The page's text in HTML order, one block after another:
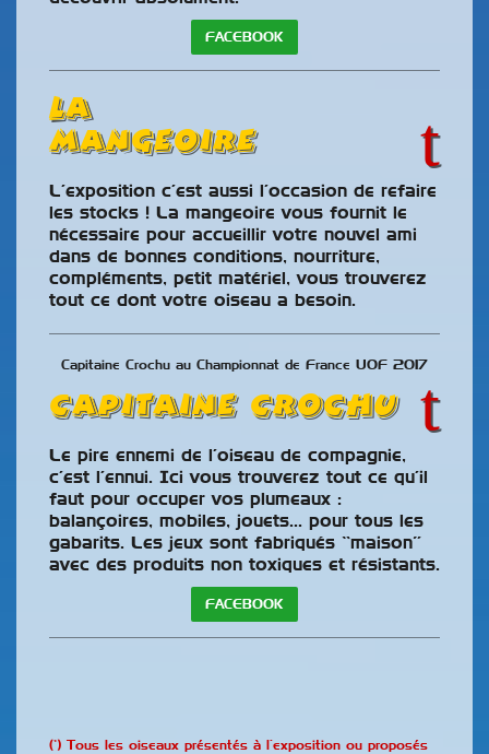
FACEBOOK
LA
MANGEOIRE
L’exposition c’est aussi l’occasion de refaire
les stocks ! La mangeoire vous fournit le
nécessaire pour accueillir votre nouvel ami
dans de bonnes conditions, nourriture,
compléments, petit matériel, vous trouverez
tout ce dont votre oiseau a besoin.
Capitaine Crochu au Championnat de France UOF 2017
Capitaine Crochu
Le pire ennemi de l’oiseau de compagnie,
c’est l’ennui. Ici vous trouverez tout ce qu’il
faut pour occuper vos plumeaux :
balançoires, mobiles, jouets… pour tous les
gabarits. Les jeux sont fabriqués “maison”
avec des produits non toxiques et résistants.
FACEBOOK
(*) Tous les oiseaux présentés à l’exposition ou proposés